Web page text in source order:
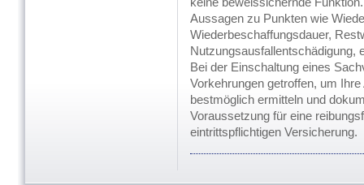
Aussagen zu Punkten wie
Wiederbeschaffungsdauer,
Nutzungsausfallentschädigung,
Bei der Einschaltung eines
Vorkehrungen getroffen, um
bestmöglich ermitteln und
Voraussetzung für eine
eintrittspflichtigen Versicherung.